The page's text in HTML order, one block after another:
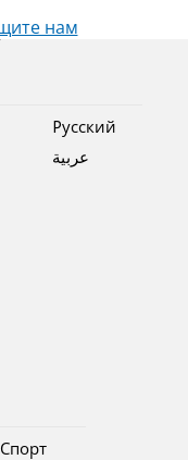
нам
Pусский
عربية
Спорт